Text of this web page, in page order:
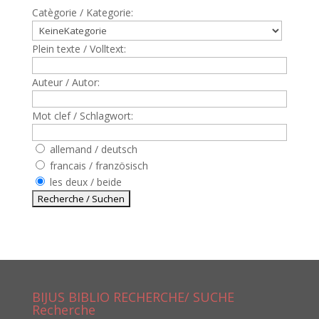
Catègorie / Kategorie:
Plein texte / Volltext:
Auteur / Autor:
Mot clef / Schlagwort:
allemand / deutsch
francais / französisch
les deux / beide
BIJUS BIBLIO RECHERCHE/ SUCHE
Recherche